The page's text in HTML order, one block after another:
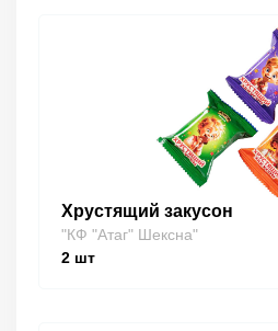
Хрустящий закусон
"КФ "Атаг" Шексна"
2 шт